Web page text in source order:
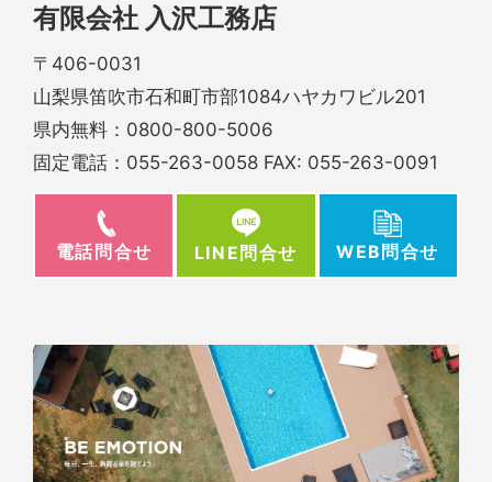
有限会社 入沢工務店
〒406-0031
山梨県笛吹市石和町市部1084ハヤカワビル201
県内無料： 0800-800-5006
固定電話： 055-263-0058 FAX: 055-263-0091
電話問合せ LINE問合せ WEB問合せ